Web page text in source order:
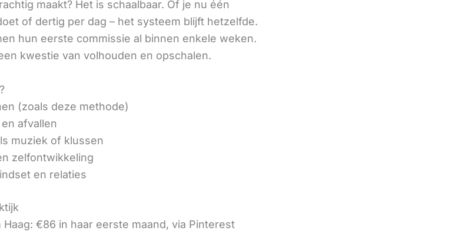
maakt? Het is schaalbaar. Of je nu één
of dertig per dag – het systeem blijft hetzelfde.
hun eerste commissie al binnen enkele weken.
kwestie van volhouden en opschalen.
(zoals deze methode)
afvallen
muziek of klussen
zelfontwikkeling
en relaties
Haag: €86 in haar eerste maand, via Pinterest